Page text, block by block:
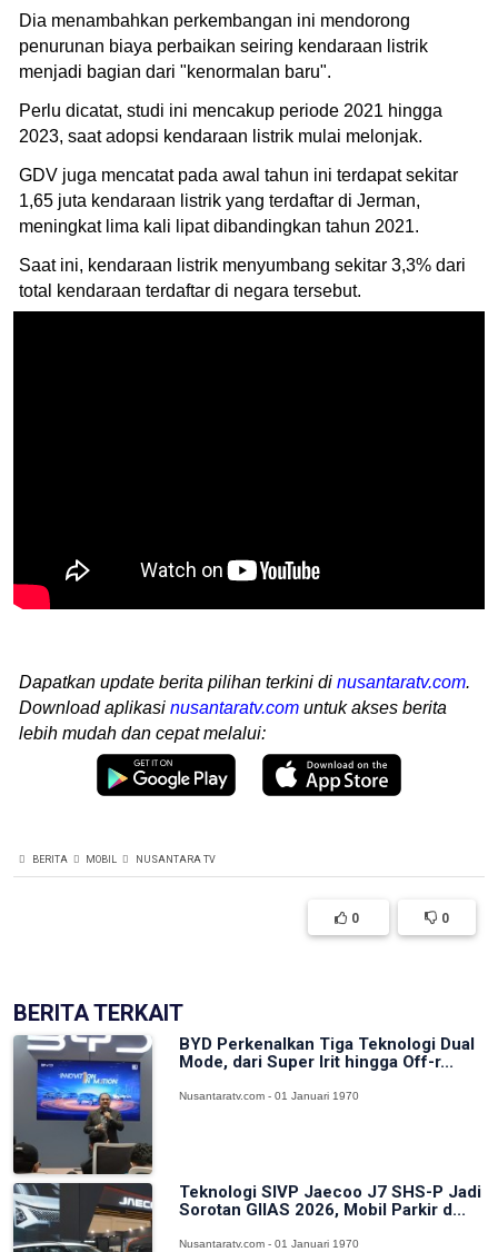
Dia menambahkan perkembangan ini mendorong
penurunan biaya perbaikan seiring kendaraan listrik
menjadi bagian dari "kenormalan baru".
Perlu dicatat, studi ini mencakup periode 2021 hingga
2023, saat adopsi kendaraan listrik mulai melonjak.
GDV juga mencatat pada awal tahun ini terdapat sekitar
1,65 juta kendaraan listrik yang terdaftar di Jerman,
meningkat lima kali lipat dibandingkan tahun 2021.
Saat ini, kendaraan listrik menyumbang sekitar 3,3% dari
total kendaraan terdaftar di negara tersebut.
Dapatkan update berita pilihan terkini di nusantaratv.com.
Download aplikasi nusantaratv.com untuk akses berita
lebih mudah dan cepat melalui:
BERITA MOBIL NUSANTARA TV
0 0
BERITA TERKAIT
BYD Perkenalkan Tiga Teknologi Dual
Mode, dari Super Irit hingga Off-r...
Nusantaratv.com - 01 Januari 1970
Teknologi SIVP Jaecoo J7 SHS-P Jadi
Sorotan GIIAS 2026, Mobil Parkir d...
Nusantaratv.com - 01 Januari 1970